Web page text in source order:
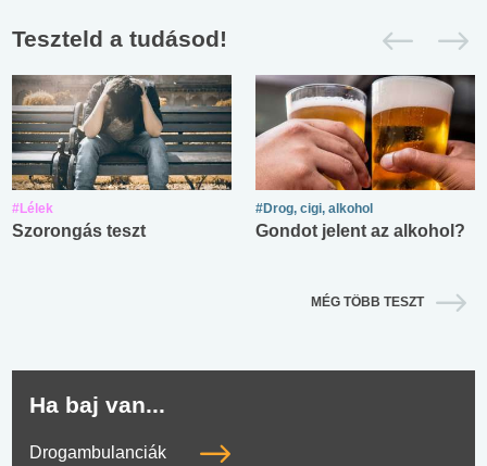
Teszteld a tudásod!
#Lélek
Szorongás teszt
#Drog, cigi, alkohol
Gondot jelent az alkohol?
MÉG TÖBB TESZT
Ha baj van...
Drogambulanciák